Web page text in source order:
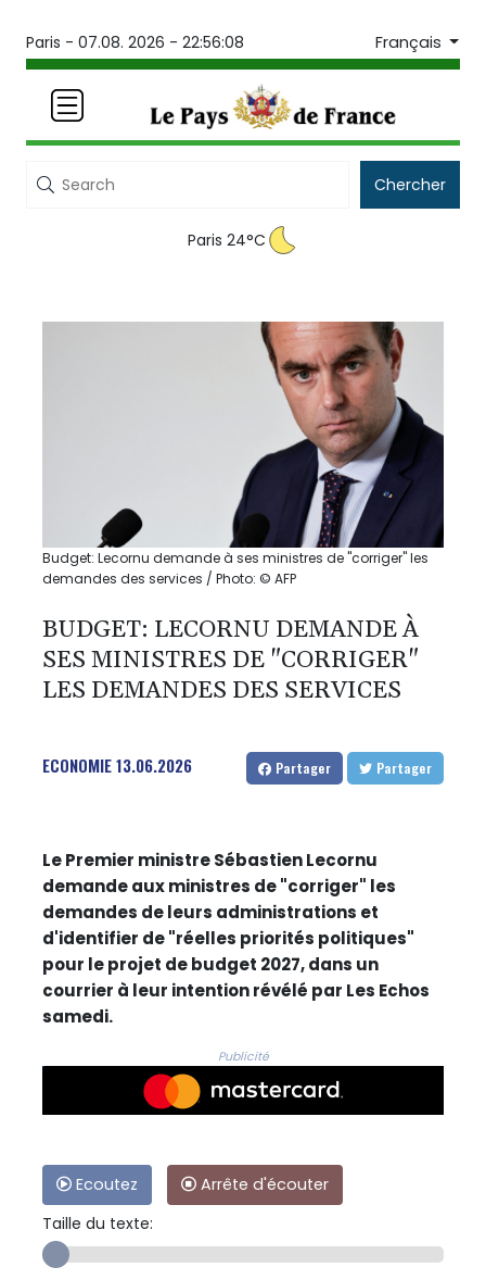
Paris - 07.08. 2026 - 22:56:08 Français
Chercher
Paris 24°C
Budget: Lecornu demande à ses ministres de "corriger" les
demandes des services / Photo: © AFP
BUDGET: LECORNU DEMANDE À
SES MINISTRES DE "CORRIGER"
LES DEMANDES DES SERVICES
ECONOMIE13.06.2026 Partager Partager
Le Premier ministre Sébastien Lecornu
demande aux ministres de "corriger" les
demandes de leurs administrations et
d'identifier de "réelles priorités politiques"
pour le projet de budget 2027, dans un
courrier à leur intention révélé par Les Echos
samedi.
Publicité
Ecoutez
Arrête d'écouter
Taille du texte: